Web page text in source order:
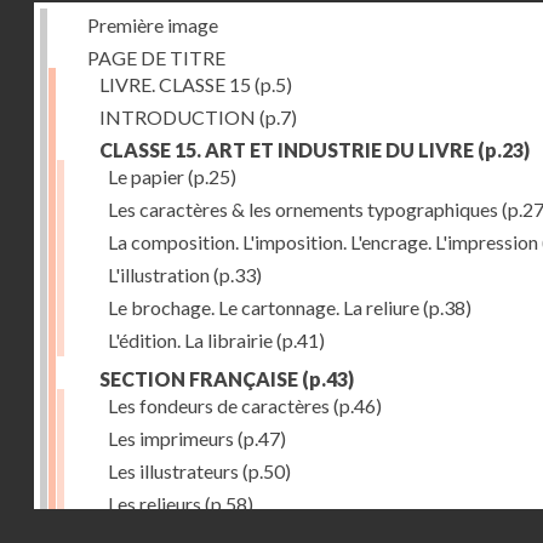
Première image
PAGE DE TITRE
LIVRE. CLASSE 15 (p.5)
INTRODUCTION (p.7)
CLASSE 15. ART ET INDUSTRIE DU LIVRE (p.23)
Le papier(p.25)
Les caractères & les ornements typographiques
La composition. L'imposition. L'encrage. L'impression
L'illustration(p.33)
Le brochage. Le cartonnage. La reliure(p.38)
L'édition. La librairie(p.41)
SECTION FRANÇAISE (p.43)
Les fondeurs de caractères (p.46)
Les imprimeurs (p.47)
Les illustrateurs (p.50)
Les relieurs (p.58)